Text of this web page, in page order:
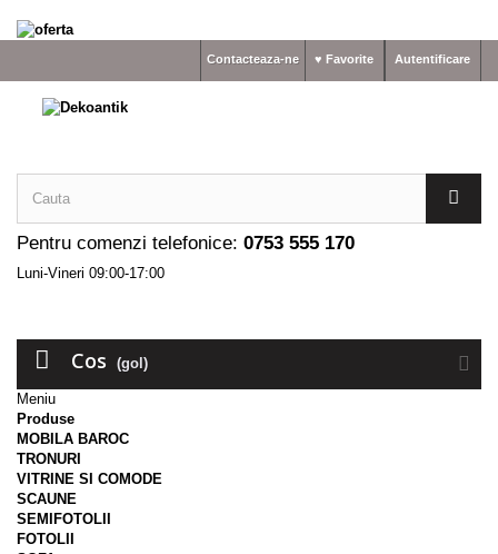
Autentificare
♥ Favorite
Contacteaza-ne
Pentru comenzi telefonice: 0753 555 170
Luni-Vineri 09:00-17:00
Cos (gol)
Meniu
Produse
MOBILA BAROC
TRONURI
VITRINE SI COMODE
SCAUNE
SEMIFOTOLII
FOTOLII